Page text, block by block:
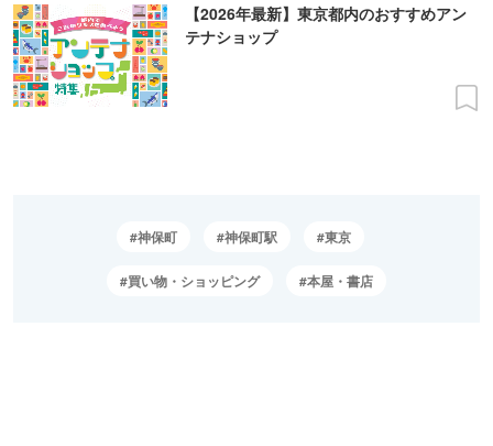
【2026年最新】東京都内のおすすめアン
テナショップ
神保町 神保町駅 東京
買い物・ショッピング 本屋・書店